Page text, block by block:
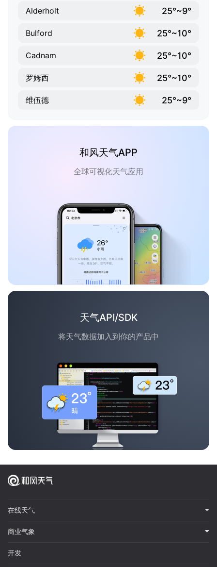
Alderholt 25°~9°
Bulford 25°~10°
Cadnam 25°~10°
罗姆西 25°~10°
维伍德 25°~9°
和风天气APP
全球可视化天气应用
天气API/SDK
将天气数据加入到你的产品中
在线天气
商业气象
开发